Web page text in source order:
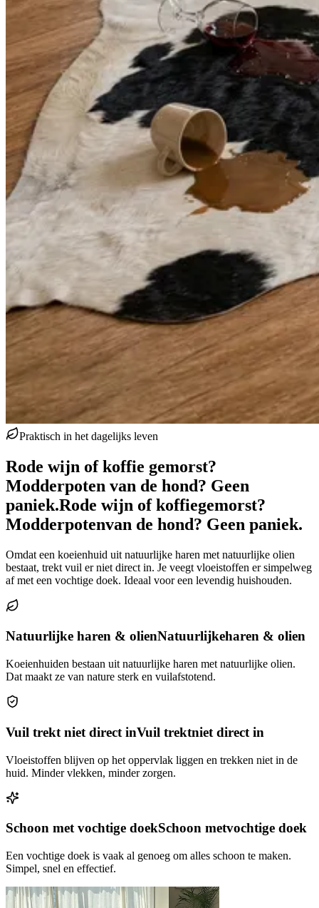
Praktisch in het dagelijks leven
Rode wijn of koffie gemorst?
Modderpoten van de hond? Geen
paniek.Rode wijn of koffiegemorst?
Modderpotenvan de hond? Geen paniek.
Omdat een koeienhuid uit natuurlijke haren met natuurlijke olien
bestaat, trekt vuil er niet direct in. Je veegt vloeistoffen er simpelweg
af met een vochtige doek. Ideaal voor een levendig huishouden.
Natuurlijke haren & olienNatuurlijkeharen & olien
Koeienhuiden bestaan uit natuurlijke haren met natuurlijke olien.
Dat maakt ze van nature sterk en vuilafstotend.
Vuil trekt niet direct inVuil trektniet direct in
Vloeistoffen blijven op het oppervlak liggen en trekken niet in de
huid. Minder vlekken, minder zorgen.
Schoon met vochtige doekSchoon metvochtige doek
Een vochtige doek is vaak al genoeg om alles schoon te maken.
Simpel, snel en effectief.